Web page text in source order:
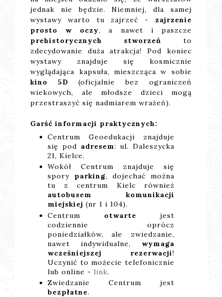
jednak nie będzie. Niemniej, dla samej
wystawy warto tu zajrzeć - zajrzenie
prosto w oczy, a nawet i paszcze
prehistorycznych stworzeń to
zdecydowanie duża atrakcja! Pod koniec
wystawy znajduje się kosmicznie
wyglądająca kapsuła, mieszcząca w sobie
kino 5D
(oficjalnie bez ograniczeń
wiekowych, ale młodsze dzieci mogą
przestraszyć się nadmiarem wrażeń).
Garść informacji praktycznych:
Centrum Geoedukacji znajduje
się pod adresem: ul. Daleszycka
21, Kielce.
Wokół Centrum znajduje się
spory parking, dojechać można
tu z centrum Kielc również
autobusem komunikacji
miejskiej(nr 1 i 104).
Centrum otwarte jest
codziennie oprócz
poniedziałków, ale zwiedzanie,
nawet indywidualne, wymaga
wcześniejszej rezerwacji!
Uczynić to możecie telefonicznie
lub online - link.
Zwiedzanie Centrum jest
bezpłatne.